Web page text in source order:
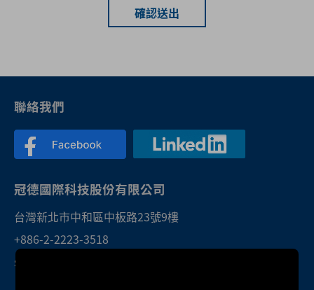
確認送出
聯絡我們
冠德國際科技股份有限公司
台灣新北市中和區中板路23號9樓
+886-2-2223-3518
sales@twktec.com.tw